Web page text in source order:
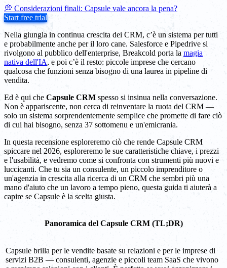
💭 Considerazioni finali: Capsule vale ancora la pena?
Start free trial
Nella giungla in continua crescita dei CRM, c’è un sistema per tutti
e probabilmente anche per il loro cane. Salesforce e Pipedrive si
rivolgono al pubblico dell'enterprise, Breakcold porta la magia
nativa dell'IA, e poi c’è il resto: piccole imprese che cercano
qualcosa che funzioni senza bisogno di una laurea in pipeline di
vendita.
Ed è qui che Capsule CRM spesso si insinua nella conversazione.
Non è appariscente, non cerca di reinventare la ruota del CRM —
solo un sistema sorprendentemente semplice che promette di fare ciò
di cui hai bisogno, senza 37 sottomenu e un'emicrania.
In questa recensione esploreremo ciò che rende Capsule CRM
spiccare nel 2026, esploreremo le sue caratteristiche chiave, i prezzi
e l'usabilità, e vedremo come si confronta con strumenti più nuovi e
luccicanti. Che tu sia un consulente, un piccolo imprenditore o
un'agenzia in crescita alla ricerca di un CRM che sembri più una
mano d'aiuto che un lavoro a tempo pieno, questa guida ti aiuterà a
capire se Capsule è la scelta giusta.
Panoramica del Capsule CRM (TL;DR)
Capsule brilla per le vendite basate su relazioni e per le imprese di
servizi B2B — consulenti, agenzie e piccoli team SaaS che vivono